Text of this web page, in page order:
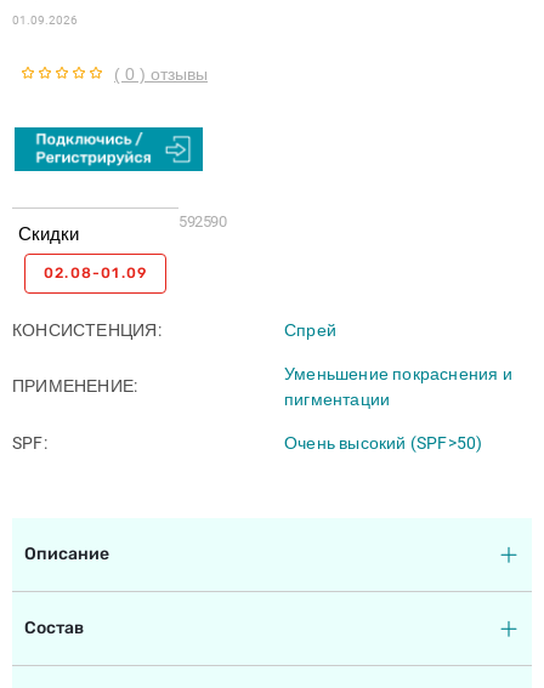
01.09.2026
( 0 ) отзывы
592590
Скидки
02.08-01.09
КОНСИСТЕНЦИЯ Спрей
ПРИМЕНЕНИЕ
Уменьшение покраснения и
пигментации
SPF Очень высокий (SPF>50)
Описание
Состав